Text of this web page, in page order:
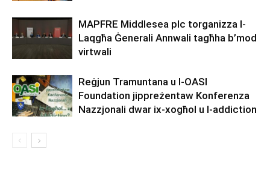
MAPFRE Middlesea plc torganizza l-
Laqgħa Ġenerali Annwali tagħha b’mod
virtwali
Reġjun Tramuntana u l-OASI
Foundation jippreżentaw Konferenza
Nazzjonali dwar ix-xogħol u l-addiction